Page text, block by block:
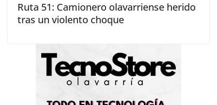
Ruta 51: Camionero olavarriense herido
tras un violento choque